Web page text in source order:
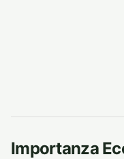
Importanza